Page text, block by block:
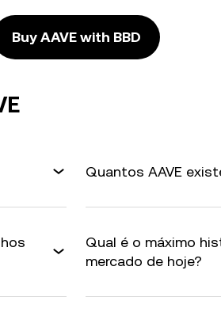
Buy AAVE with BBD
Quantos AAVE
Qual é o máximo
mercado de hoje?